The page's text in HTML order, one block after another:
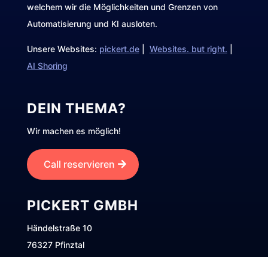
welchem wir die Möglichkeiten und Grenzen von
Automatisierung und KI ausloten.
Unsere Websites: pickert.de| Websites. but right.
AI Shoring
DEIN THEMA?
Wir machen es möglich!
Call reservieren
PICKERT GMBH
Händelstraße 10
76327 Pfinztal